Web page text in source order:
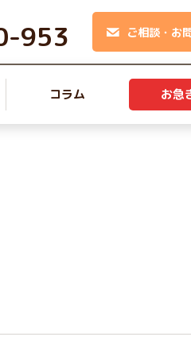
953 ご相談・お
コラム お急